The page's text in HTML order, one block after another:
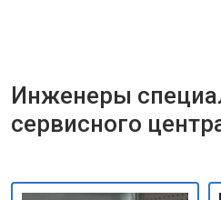
Инженеры
сервисного